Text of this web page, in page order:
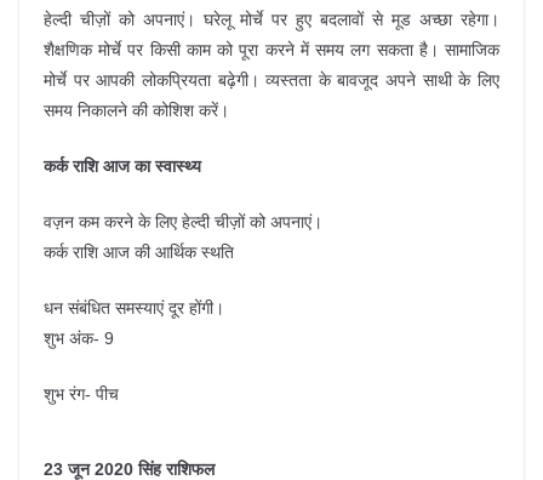
हेल्दी चीज़ों को अपनाएं। घरेलू मोर्चे पर हुए बदलावों से मूड अच्छा रहेगा।
शैक्षणिक मोर्चे पर किसी काम को पूरा करने में समय लग सकता है। सामाजिक
मोर्चे पर आपकी लोकप्रियता बढ़ेगी। व्यस्तता के बावजूद अपने साथी के लिए
समय निकालने की कोशिश करें।
कर्क राशि आज का स्वास्थ्य
वज़न कम करने के लिए हेल्दी चीज़ों को अपनाएं।
कर्क राशि आज की आर्थिक स्थति
धन संबंधित समस्याएं दूर होंगी।
शुभ अंक- 9
शुभ रंग- पीच
23 जून 2020 सिंह राशिफल